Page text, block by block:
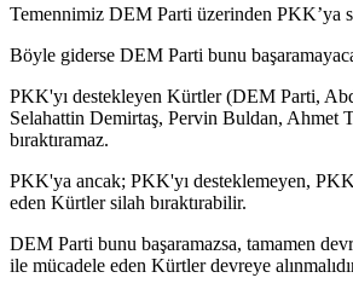
Temennimiz DEM Parti üzerinden PKK’ya
Böyle giderse DEM Parti bunu
PKK'yı destekleyen Kürtler (DEM Parti,
Selahattin Demirtaş, Pervin Buldan, Ahmet
bıraktıramaz.
PKK'ya ancak; PKK'yı desteklemeyen,
eden Kürtler silah bıraktırabilir.
DEM Parti bunu başaramazsa, tamamen
ile mücadele eden Kürtler devreye